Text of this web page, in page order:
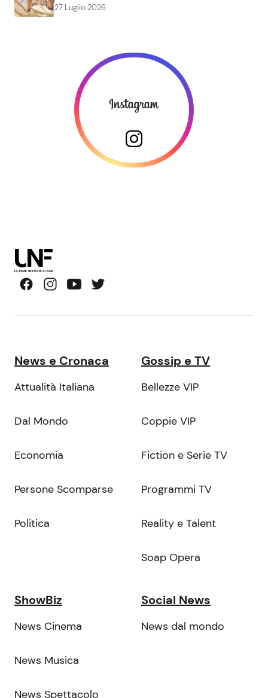
27 Luglio 2026
News e Cronaca
Attualità Italiana
Dal Mondo
Economia
Persone Scomparse
Politica
Gossip e TV
Bellezze VIP
Coppie VIP
Fiction e Serie TV
Programmi TV
Reality e Talent
Soap Opera
ShowBiz
News Cinema
News Musica
News Spettacolo
Social News
News dal mondo